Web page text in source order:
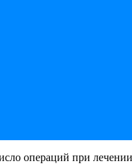
операций при